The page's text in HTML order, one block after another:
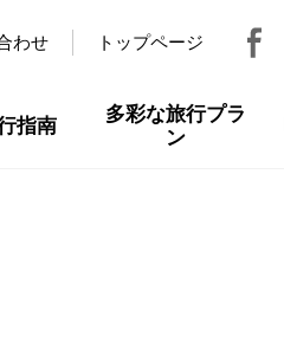
わせ トップページ
指南
多彩な旅行プラ
ン